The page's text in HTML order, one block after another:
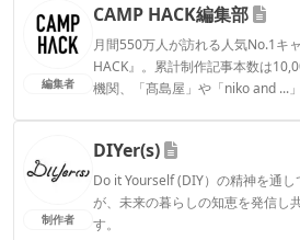
編集者
CAMP HACK編集部
月間550万人が訪れる人気No.1キ
HACK』。累計制作記事本数は
機関、「髙島屋」や「niko and ...
CAMP HACK編集部のプロフィー
制作者
DIYer(s)
Do it Yourself (DIY）の精神を通
が、未来の暮らしの知恵を発信し
す。